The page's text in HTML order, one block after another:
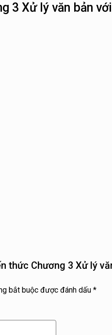
3 Xử lý văn bản
thức Chương 3 Xử lý
bắt buộc được đánh dấu *